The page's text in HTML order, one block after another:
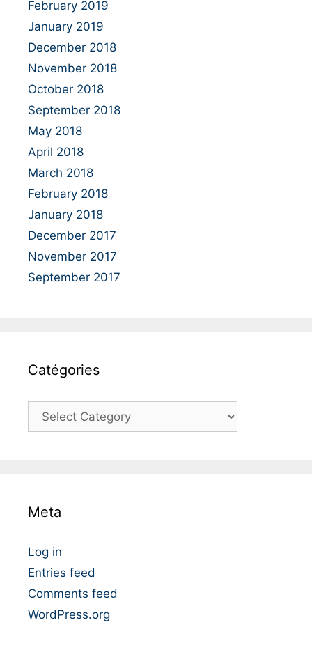
February 2019
January 2019
December 2018
November 2018
October 2018
September 2018
May 2018
April 2018
March 2018
February 2018
January 2018
December 2017
November 2017
September 2017
Catégories
r
e
s
Meta
Log in
Entries feed
Comments feed
WordPress.org